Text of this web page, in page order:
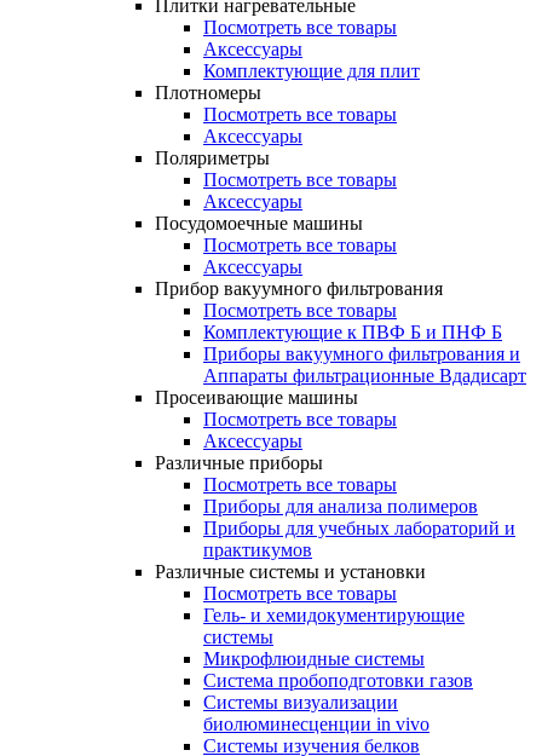
Плитки нагревательные
Посмотреть все товары
Аксессуары
Комплектующие для плит
Плотномеры
Посмотреть все товары
Аксессуары
Поляриметры
Посмотреть все товары
Аксессуары
Посудомоечные машины
Посмотреть все товары
Аксессуары
Прибор вакуумного фильтрования
Посмотреть все товары
Комплектующие к ПВФ Б и ПНФ Б
Приборы вакуумного фильтрования и
Аппараты фильтрационные Вдадисарт
Просеивающие машины
Посмотреть все товары
Аксессуары
Различные приборы
Посмотреть все товары
Приборы для анализа полимеров
Приборы для учебных лабораторий и
практикумов
Различные системы и установки
Посмотреть все товары
Гель- и хемидокументирующие
системы
Микрофлюидные системы
Система пробоподготовки газов
Системы визуализации
биолюминесценции in vivo
Системы изучения белков